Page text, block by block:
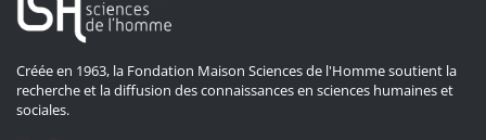
Créée en 1963, la Fondation Maison Sciences de l'Homme soutient la
recherche et la diffusion des connaissances en sciences humaines et
sociales.